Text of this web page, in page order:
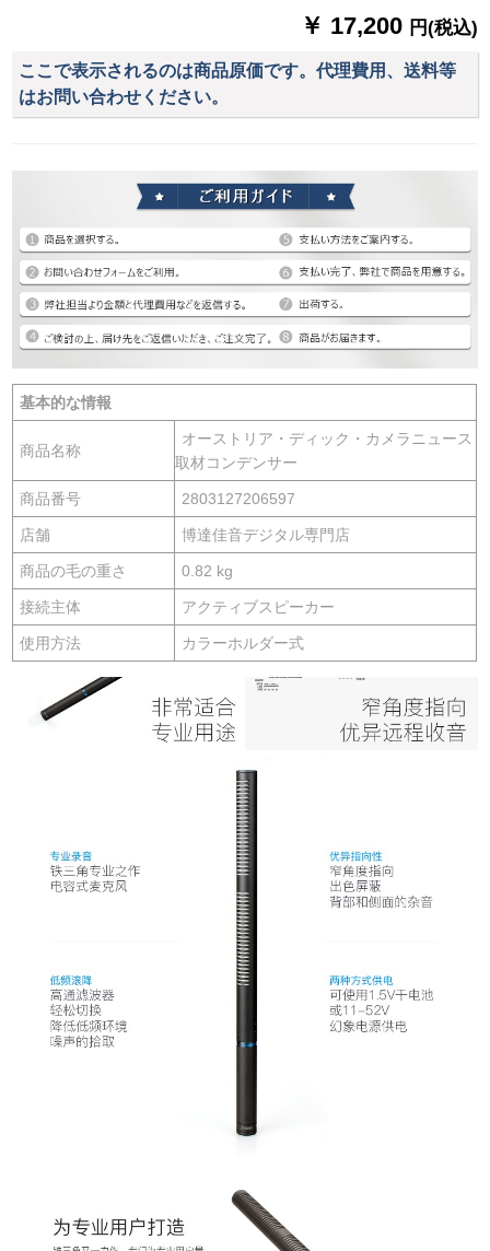
￥ 17,200 円(税込)
ここで表示されるのは商品原価です。代理費用、送料等
はお問い合わせください。
基本的な情報
商品名称
オーストリア・ディック・カメラニュース
取材コンデンサー
商品番号 2803127206597
店舗 博達佳音デジタル専門店
商品の毛の重さ 0.82 kg
接続主体 アクティブスピーカー
使用方法 カラーホルダー式